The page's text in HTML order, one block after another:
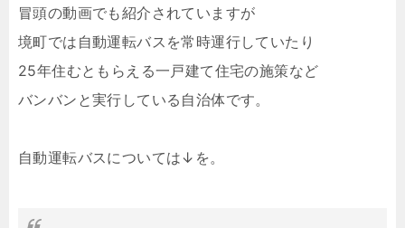
冒頭の動画でも紹介されていますが
境町では自動運転バスを常時運行していたり
25年住むともらえる一戸建て住宅の施策など
バンバンと実行している自治体です。
自動運転バスについては↓を。